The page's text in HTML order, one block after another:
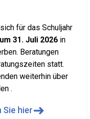
für das Schuljahr
31. Juli 2026 in
Beratungen
statt.
weiterhin über
.
Sie hier➜